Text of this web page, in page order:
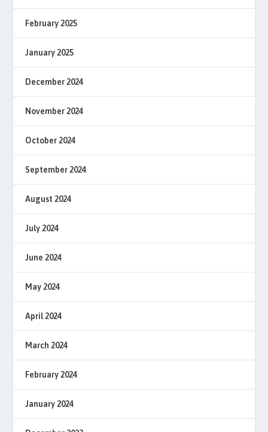
February 2025
January 2025
December 2024
November 2024
October 2024
September 2024
August 2024
July 2024
June 2024
May 2024
April 2024
March 2024
February 2024
January 2024